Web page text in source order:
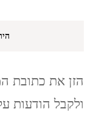
הזן את כתובת
ולקבל הודעות